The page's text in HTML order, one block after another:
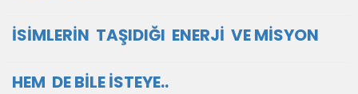
İSİMLERİN TAŞIDIĞI ENERJİ VE MİSYON
HEM DE BİLE İSTEYE..